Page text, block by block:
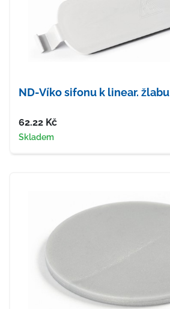
ND-Víko sifonu k linear. žlabu
Cena
62.22 Kč
Dostupnost
Skladem